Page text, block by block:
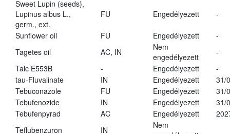
Sweet Lupin (seeds),
Lupinus albus L.,
germ., ext.
FU Engedélyezett -
Sunflower oil FU Engedélyezett
-
Tagetes oil
AC, IN
Nem
engedélyezett
-
Talc E553B
- Engedélyezett
-
tau-Fluvalinate
IN Engedélyezett
31/
Tebuconazole
FU Engedélyezett
31/
Tebufenozide
IN Engedélyezett
31/
Tebufenpyrad
AC Engedélyezett
Teflubenzuron
IN
Nem